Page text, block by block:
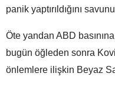
panik yaptırıldığını
Öte yandan ABD
bugün öğleden sonra
önlemlere ilişkin Beyaz